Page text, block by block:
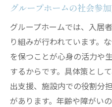
グループホームの社会参
グループホームでは、入居
り組みが行われています。
を保つことが心身の活力や
するからです。具体策とし
出支援、施設内での役割分
があります。年齢や障がい